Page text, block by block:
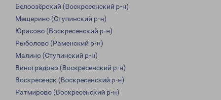
Белоозёрский (Воскресенский р-н)
Мещерино (Ступинский р-н)
Юрасово (Воскресенский р-н)
Рыболово (Раменский р-н)
Малино (Ступинский р-н)
Виноградово (Воскресенский р-н)
Воскресенск (Воскресенский р-н)
Ратмирово (Воскресенский р-н)